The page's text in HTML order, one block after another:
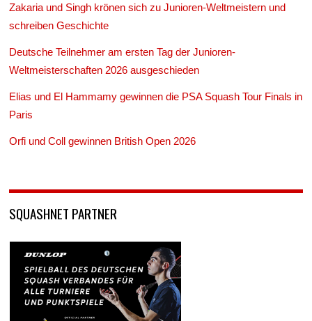
Zakaria und Singh krönen sich zu Junioren-Weltmeistern und
schreiben Geschichte
Deutsche Teilnehmer am ersten Tag der Junioren-
Weltmeisterschaften 2026 ausgeschieden
Elias und El Hammamy gewinnen die PSA Squash Tour Finals in
Paris
Orfi und Coll gewinnen British Open 2026
SQUASHNET PARTNER